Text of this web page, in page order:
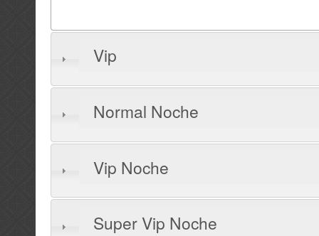
Vip
Normal Noche
Vip Noche
Super Vip Noche